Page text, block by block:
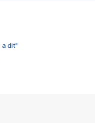
a dit"